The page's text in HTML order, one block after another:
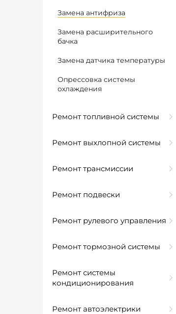
Замена антифриза
Замена расширительного
бачка
Замена датчика температуры
Опрессовка системы
охлаждения
Ремонт топливной системы
Ремонт выхлопной системы
Ремонт трансмиссии
Ремонт подвески
Ремонт рулевого управления
Ремонт тормозной системы
Ремонт системы
кондиционирования
Ремонт автоэлектрики